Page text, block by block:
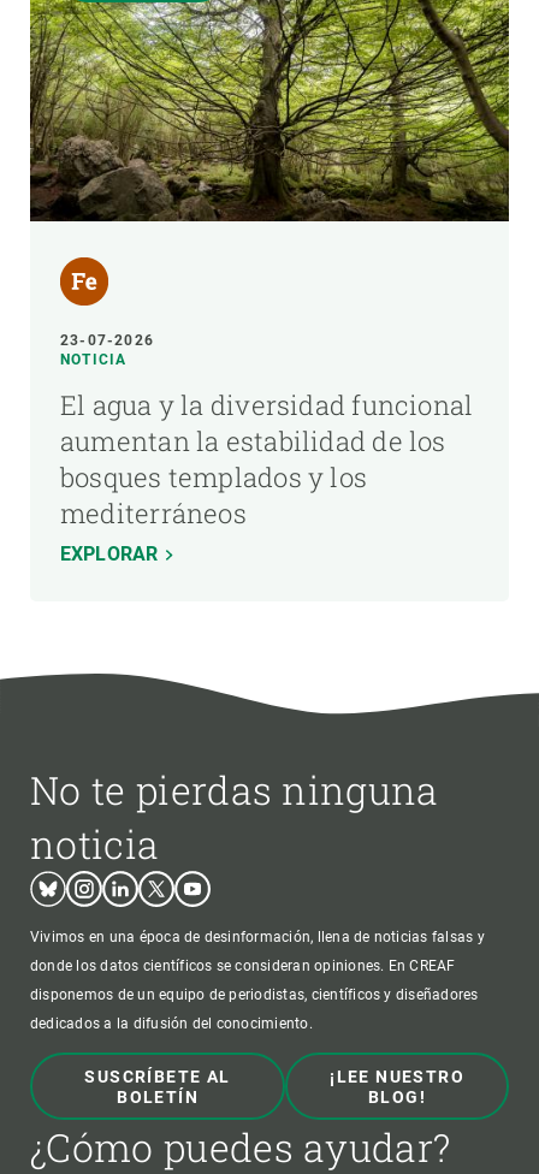
23-07-2026
NOTICIA
El agua y la diversidad funcional
aumentan la estabilidad de los
bosques templados y los
mediterráneos
EXPLORAR
No te pierdas ninguna
noticia
BlueskyInstagram
LinkedinTwitterYoutube
Vivimos en una época de desinformación, llena de noticias falsas y
donde los datos científicos se consideran opiniones. En CREAF
disponemos de un equipo de periodistas, científicos y diseñadores
dedicados a la difusión del conocimiento.
SUSCRÍBETE AL
BOLETÍN
¡LEE NUESTRO
BLOG!
¿Cómo puedes ayudar?